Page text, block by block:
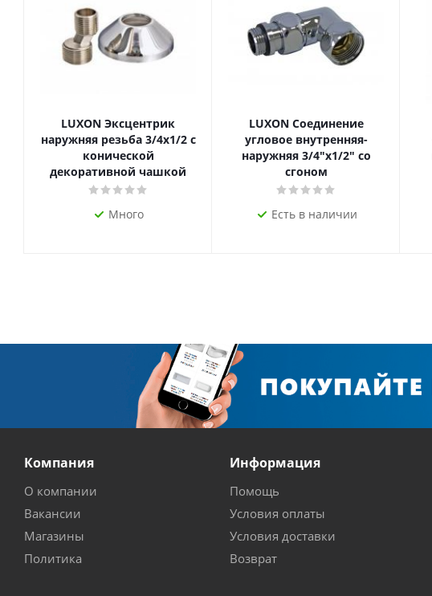
LUXON Эксцентрик
наружняя резьба 3/4х1/2 с
конической
декоративной чашкой
Много
LUXON Соединение
угловое внутренняя-
наружняя 3/4"х1/2" со
сгоном
Есть в наличии
Компания
О компании
Вакансии
Магазины
Политика
Информация
Помощь
Условия оплаты
Условия доставки
Возврат